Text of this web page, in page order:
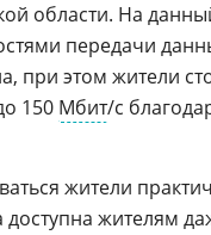
области. На
передачи
при этом жители
150 Мбит/с
жители
доступна жителям